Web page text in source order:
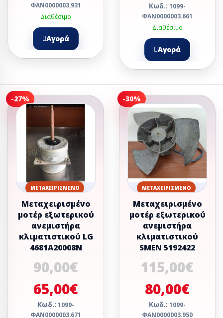
ΦΑΝ0000003.931
Διαθέσιμο
Αγορά
Κωδ.: 1099-
ΦΑΝ0000003.661
Διαθέσιμο
Αγορά
-27%
ΜΕΤΑΧΕΙΡΙΣΜΈΝΟ
Μεταχειρισμένο
μοτέρ εξωτερικού
ανεμιστήρα
κλιματιστικού LG
4681A20008N
90,00€
65,00€
Κωδ.: 1099-
ΦΑΝ0000003.671
-30%
ΜΕΤΑΧΕΙΡΙΣΜΈΝΟ
Μεταχειρισμένο
μοτέρ εξωτερικού
ανεμιστήρα
κλιματιστικού
SMEN 5192422
115,00€
80,00€
Κωδ.: 1099-
ΦΑΝ0000003.950